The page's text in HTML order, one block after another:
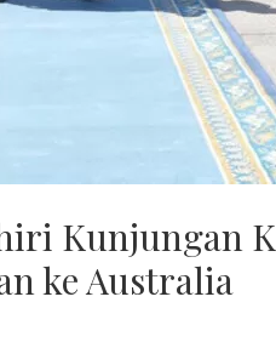
Kunjungan
ke Australia